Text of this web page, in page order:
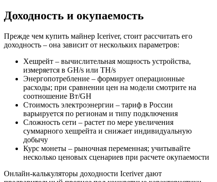
Доходность и окупаемость
Прежде чем купить майнер Iceriver, стоит рассчитать его
доходность – она зависит от нескольких параметров:
Хешрейт – вычислительная мощность устройства,
измеряется в GH/s или TH/s
Энергопотребление – формирует операционные
расходы; при сравнении цен на модели смотрите на
соотношение Вт/GH
Стоимость электроэнергии – тариф в России
варьируется по регионам и типу подключения
Сложность сети – растет по мере увеличения
суммарного хешрейта и снижает индивидуальную
добычу
Курс монеты – рыночная переменная; учитывайте
несколько ценовых сценариев при расчете окупаемости
Онлайн-калькуляторы доходности Iceriver дают